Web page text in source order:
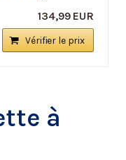
134,99 EUR
Vérifier le prix
à